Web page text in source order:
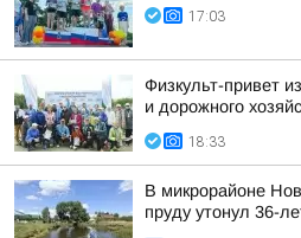
17:03
Физкульт-привет
и дорожного
18:33
В микрорайоне
пруду утонул 36-